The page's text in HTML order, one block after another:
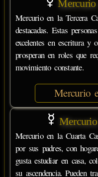
Mercurio en la Tercera
destacadas. Estas
excelentes en escritura y
prosperan en roles que
movimiento constante.
Mercurio
Mercurio en la Cuarta
por sus padres, con
gusta estudiar en casa,
su ascendencia. Pueden